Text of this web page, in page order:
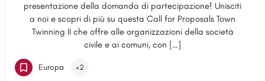
presentazione della domanda di partecipazione! Unisciti
a noi e scopri di più su questa Call for Proposals Town
Twinning II che offre alle organizzazioni della società
civile e ai comuni, con […]
Europa +2